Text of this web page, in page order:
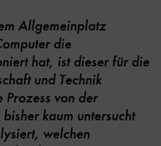
Allgemeinplatz
die
hat, ist dieser für die
und Technik
von der
kaum untersucht
welchen